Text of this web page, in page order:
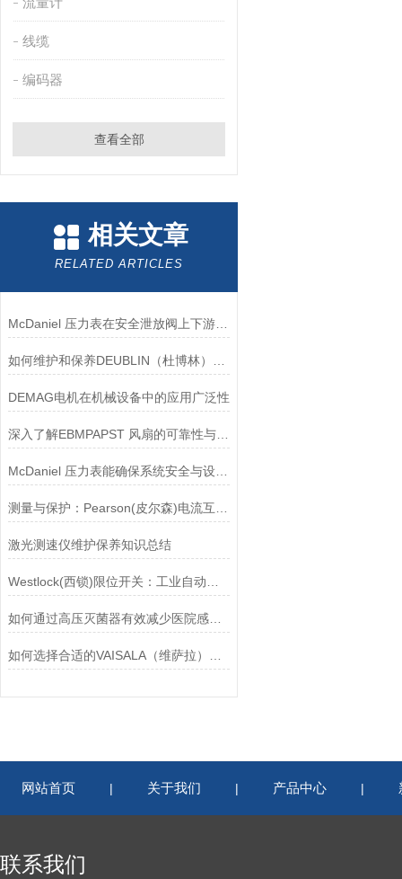
线缆
编码器
查看全部
相关文章
RELATED ARTICLES
McDaniel 压力表在安全泄放阀上下游压力监测中的应用
DEMAG电机在机械设备中的应用广泛性
深入了解EBMPAPST 风扇的可靠性与耐用性
McDaniel 压力表能确保系统安全与设备寿命延长
激光测速仪维护保养知识总结
如何通过高压灭菌器有效减少医院感染风险？
网站首页 | 关于我们 | 产品中心 |
联系我们